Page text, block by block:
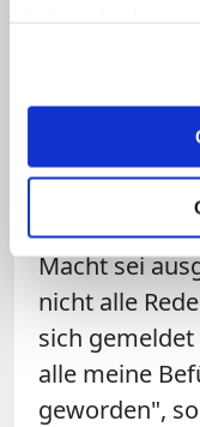
worden, dass
"domradio"
katholische
jede Meinung
Macht sei
nicht alle
sich
alle meine
geworden",